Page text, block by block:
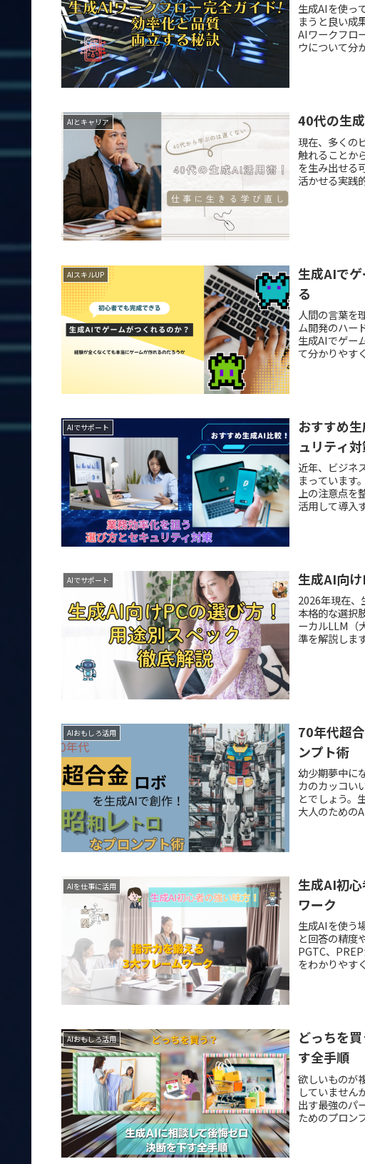
生成AIを使っ
まうと良い成
AIワークフロ
ウについて分
AIとキャリア 40代の生
現在、多くの
触れることか
を生み出せる
活かせる実践
AIスキルUP
生成AIで
る
人間の言葉を
ム開発のハー
生成AIでゲー
て分かりやす
AIでサポート
おすすめ
ュリティ
近年、ビジネ
まっています
上の注意点を
活用して導入
AIでサポート 生成AI向
2026年現在、
本格的な選択
ーカルLLM（
準を解説します
AIおもしろ活用
70年代超
ンプト術
幼少期夢中に
カのカッコい
とでしょう。
大人のための
AIを仕事に活用
生成AI初
ワーク
生成AIを使う
と回答の精度
PGTC、
をわかりやす
AIおもしろ活用
どっちを
す全手順
欲しいものが
していません
出す最強のパ
ためのプロン